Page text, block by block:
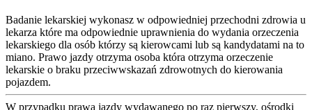
Badanie lekarskiej wykonasz w odpowiedniej przechodni zdrowia u
lekarza które ma odpowiednie uprawnienia do wydania orzeczenia
lekarskiego dla osób którzy są kierowcami lub są kandydatami na to
miano. Prawo jazdy otrzyma osoba która otrzyma orzeczenie
lekarskie o braku przeciwwskazań zdrowotnych do kierowania
pojazdem.
W przypadku prawa jazdy wydawanego po raz pierwszy, ośrodki